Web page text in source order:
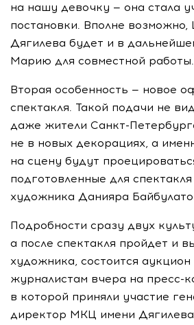
на нашу девочку — она стала
постановки. Вполне возможно,
Дягилева будет и в
Марию для совместной работы.
Вторая особенность — новое
спектакля. Такой подачи не
даже жители Санкт-
не в новых декорациях, а
на сцену будут
подготовленные для
художника Данияра
Подробности сразу двух
а после спектакля пройдет и
художника, состоится аукцион
журналистам вчера на пресс-
в которой приняли участие
директор МКЦ имени